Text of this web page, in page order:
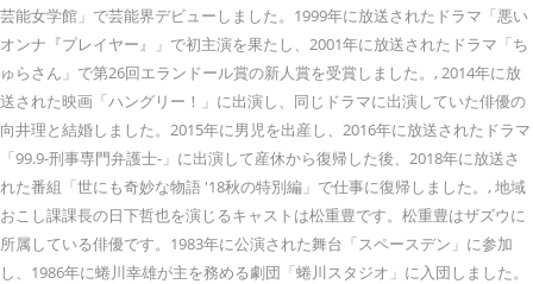
芸能女学館」で芸能界デビューしました。1999年に放送されたドラマ「悪い
オンナ『プレイヤー』」で初主演を果たし、2001年に放送されたドラマ「ち
ゅらさん」で第26回エランドール賞の新人賞を受賞しました。, 2014年に放
送された映画「ハングリー！」に出演し、同じドラマに出演していた俳優の
向井理と結婚しました。2015年に男児を出産し、2016年に放送されたドラマ
「99.9-刑事専門弁護士-」に出演して産休から復帰した後、2018年に放送さ
れた番組「世にも奇妙な物語 '18秋の特別編」で仕事に復帰しました。, 地域
おこし課課長の日下哲也を演じるキャストは松重豊です。松重豊はザズウに
所属している俳優です。1983年に公演された舞台「スペースデン」に参加
し、1986年に蜷川幸雄が主を務める劇団「蜷川スタジオ」に入団しました。